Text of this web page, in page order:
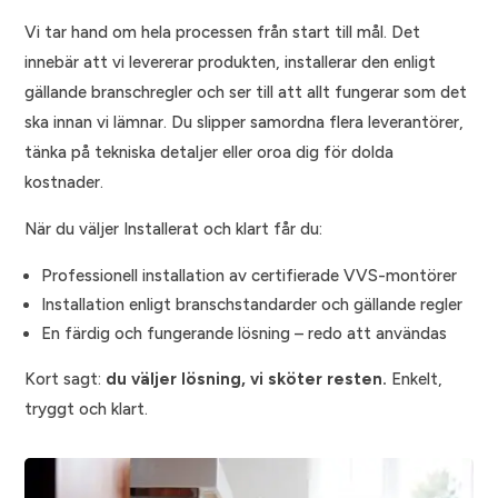
Vi tar hand om hela processen från start till mål. Det
innebär att vi levererar produkten, installerar den enligt
gällande branschregler och ser till att allt fungerar som det
ska innan vi lämnar. Du slipper samordna flera leverantörer,
tänka på tekniska detaljer eller oroa dig för dolda
kostnader.
När du väljer Installerat och klart får du:
Professionell installation av certifierade VVS-montörer
Installation enligt branschstandarder och gällande regler
En färdig och fungerande lösning – redo att användas
Kort sagt: du väljer lösning, vi sköter resten. Enkelt,
tryggt och klart.